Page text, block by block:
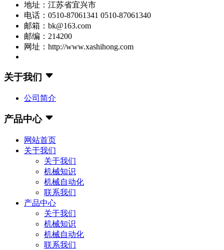
地址：江苏省宜兴市
电话：0510-87061341 0510-87061340
邮箱：bk@163.com
邮编：214200
网址：http://www.xashihong.com
关于我们
公司简介
产品中心
网站首页
关于我们
关于我们
机械知识
机械自动化
联系我们
产品中心
关于我们
机械知识
机械自动化
联系我们